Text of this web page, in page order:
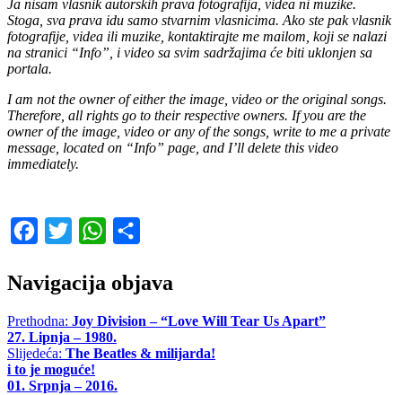
Ja nisam vlasnik autorskih prava fotografija, videa ni muzike.
Stoga, sva prava idu samo stvarnim vlasnicima. Ako ste pak vlasnik
fotografije, videa ili muzike, kontaktirajte me mailom, koji se nalazi
na stranici “Info”, i video sa svim sadržajima će biti uklonjen sa
portala.
I am not the owner of either the image, video or the original songs.
Therefore, all rights go to their respective owners. If you are the
owner of the image, video or any of the songs, write to me a private
message, located on “Info” page, and I’ll delete this video
immediately.
FacebookTwitter WhatsApp
Navigacija objava
Prethodna: Joy Division – “Love Will Tear Us Apart”
27. Lipnja – 1980.
Slijedeća: The Beatles & milijarda!
i to je moguće!
01. Srpnja – 2016.